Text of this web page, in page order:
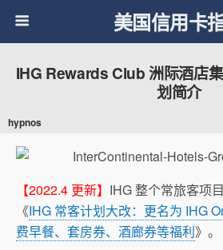
美国信用卡
IHG Rewards Club 洲际酒店
划简介
hypnos
【2022.4 更新】 IHG 整个常旅客项
《IHG 常客计划大改：更名为 IHG
费早餐、套房券、酒廊券等福利》。